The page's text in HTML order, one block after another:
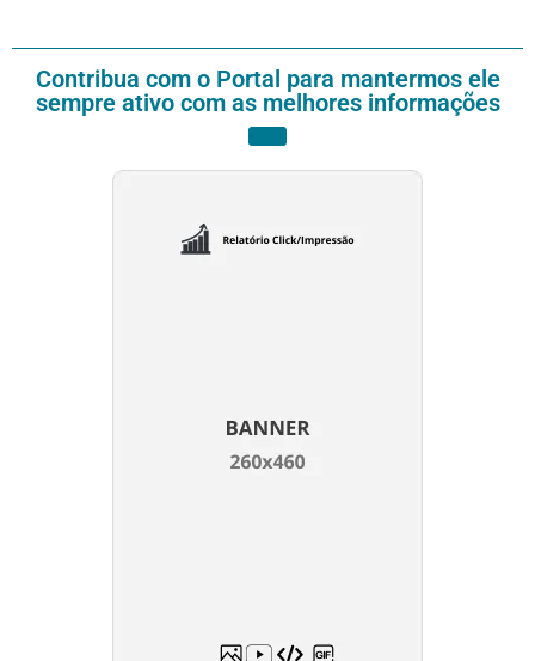
Contribua com o Portal para mantermos ele
sempre ativo com as melhores informações